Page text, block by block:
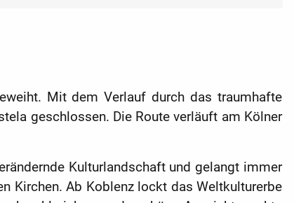
Mit dem Verlauf durch das traumhafte
geschlossen. Die Route verläuft am Kölner
Kulturlandschaft und gelangt immer
Kirchen. Ab Koblenz lockt das Weltkulturerbe